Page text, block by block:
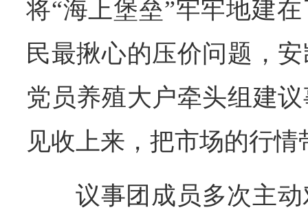
将“海上堡垒”牢牢地建
民最揪心的压价问题，
党员养殖大户牵头组建
见收上来，把市场的行情
议事团成员多次主